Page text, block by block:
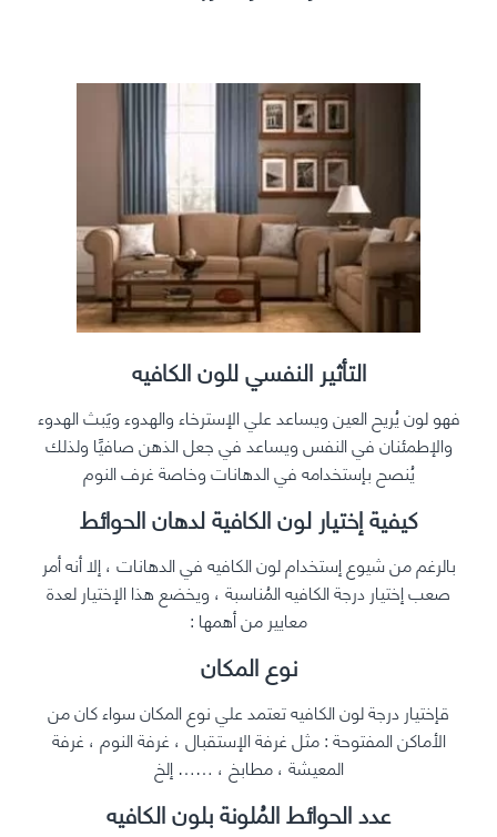
التأثير النفسي للون الكافيه
فهو لون يُريح العين ويساعد علي الإسترخاء والهدوء ويَبث الهدوء
والإطمئنان في النفس ويساعد في جعل الذهن صافيًا ولذلك
يُنصح بإستخدامه في الدهانات وخاصة غرف النوم
كيفية إختيار لون الكافية لدهان الحوائط
بالرغم من شيوع إستخدام لون الكافيه في الدهانات ، إلا أنه أمر
صعب إختيار درجة الكافيه المُناسبة ، ويخضع هذا الإختيار لعدة
معايير من أهمها :
نوع المكان
قإختيار درجة لون الكافيه تعتمد علي نوع المكان سواء كان من
الأماكن المفتوحة : مثل غرفة الإستقبال ، غرفة النوم ، غرفة
المعيشة ، مطابخ ، …… إلخ
عدد الحوائط المُلونة بلون الكافيه